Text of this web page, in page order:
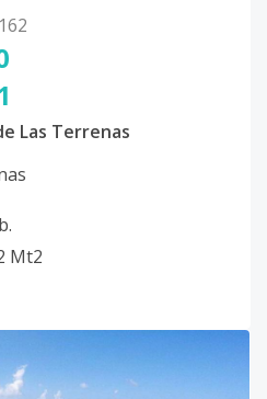
Las Terrenas
Mt2